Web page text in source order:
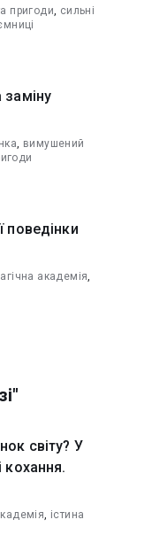
пригоди, сильні
, вимушений
поведінки
академія,
світу? У
кохання.
, істина